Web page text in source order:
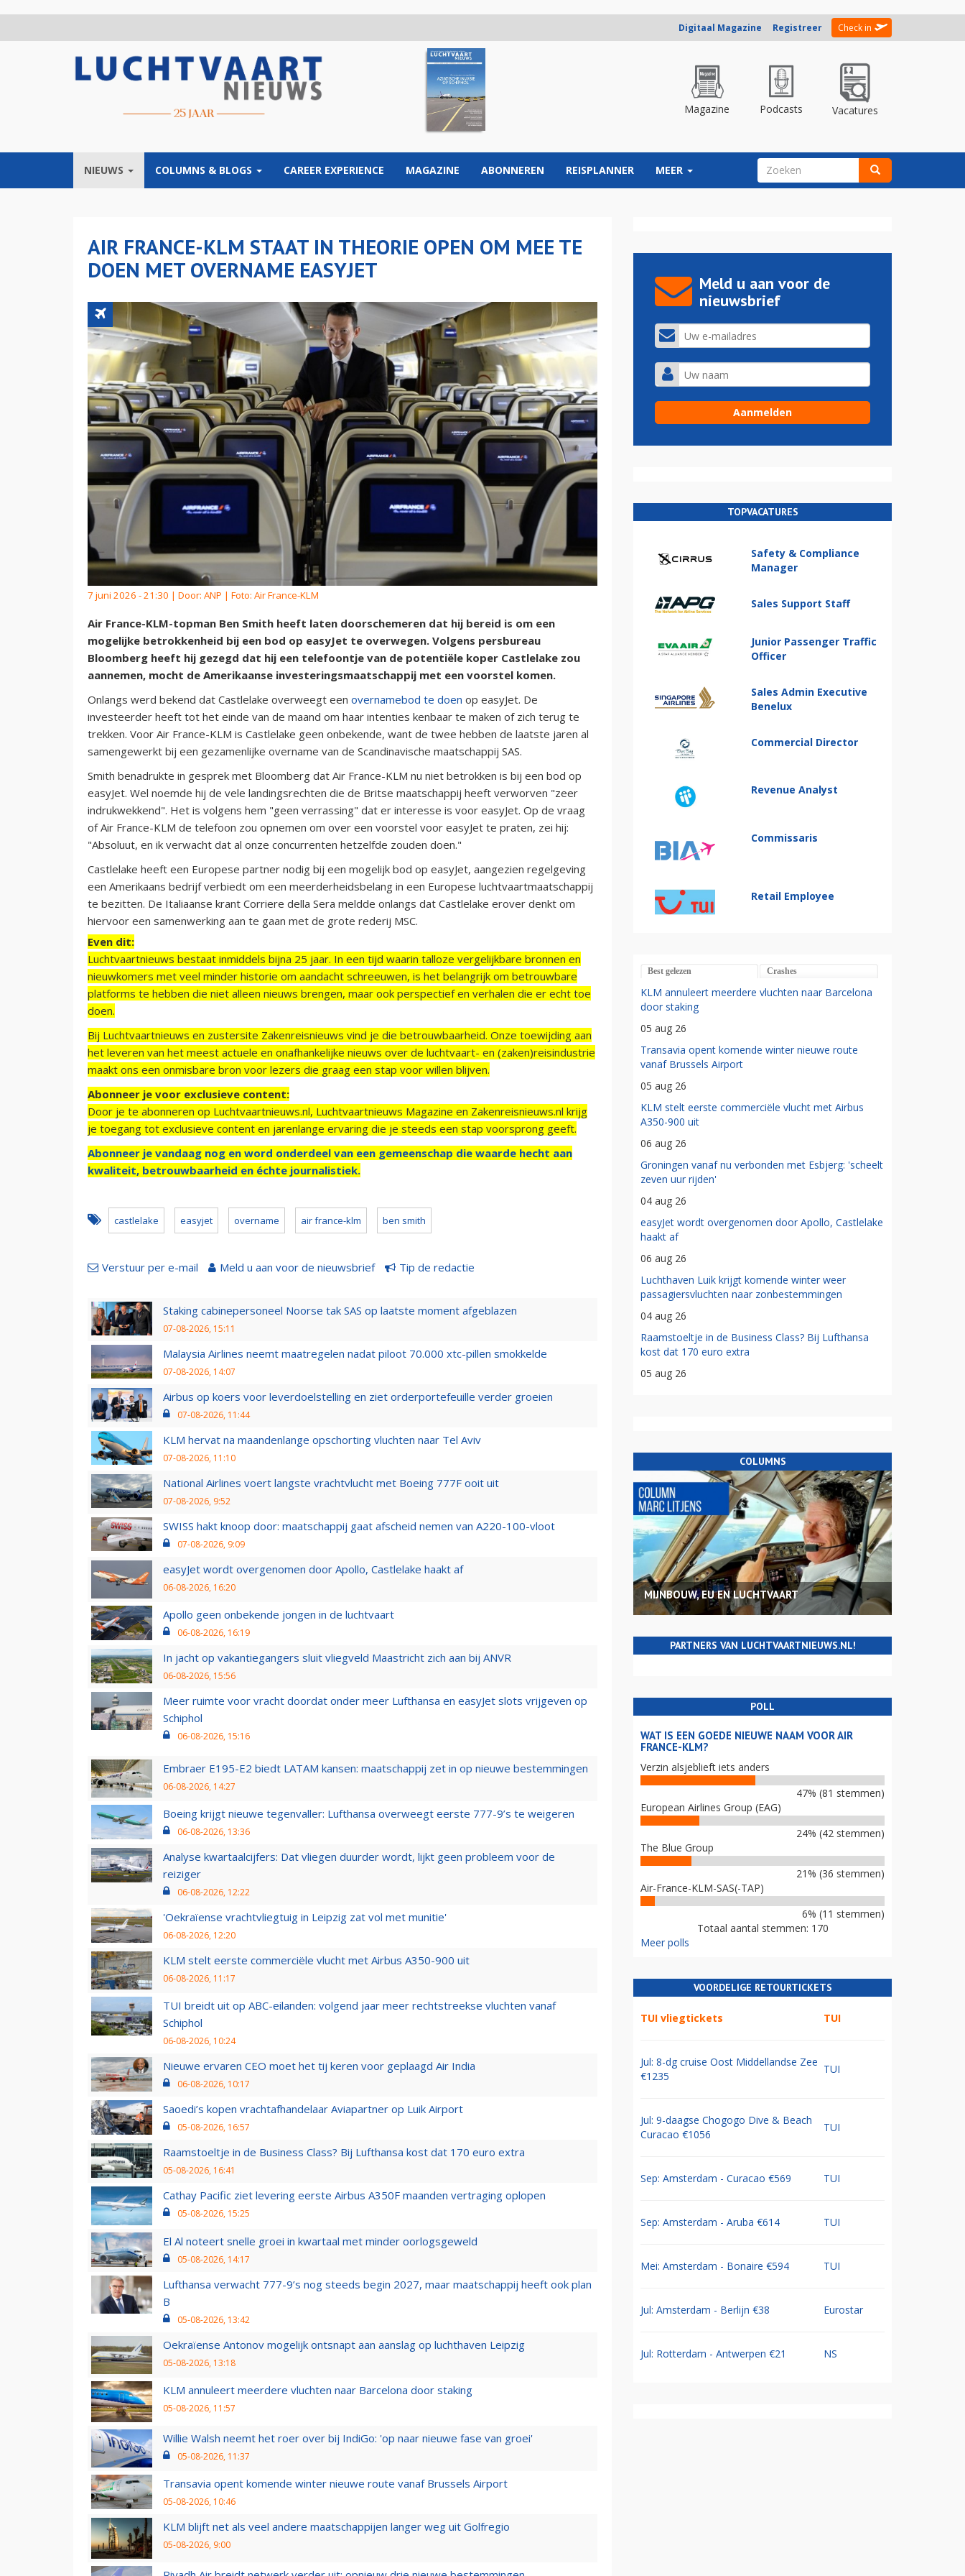
Digitaal Magazine Registreer Check in
Magazine Podcasts Vacatures
NIEUWS COLUMNS & BLOGS CAREER EXPERIENCE MAGAZINE ABONNEREN REISPLANNER MEER ZOEKVELD
AIR FRANCE-KLM STAAT IN THEORIE OPEN OM MEE TE
DOEN MET OVERNAME EASYJET
7 juni 2026 - 21:30 | Door: ANP | Foto: Air France-KLM
Air France-KLM-topman Ben Smith heeft laten doorschemeren dat hij bereid is om een
mogelijke betrokkenheid bij een bod op easyJet te overwegen. Volgens persbureau
Bloomberg heeft hij gezegd dat hij een telefoontje van de potentiële koper Castlelake zou
aannemen, mocht de Amerikaanse investeringsmaatschappij met een voorstel komen.
Onlangs werd bekend dat Castlelake overweegt een overnamebod te doen op easyJet. De
investeerder heeft tot het einde van de maand om haar intenties kenbaar te maken of zich terug te
trekken. Voor Air France-KLM is Castlelake geen onbekende, want de twee hebben de laatste jaren al
samengewerkt bij een gezamenlijke overname van de Scandinavische maatschappij SAS.
Smith benadrukte in gesprek met Bloomberg dat Air France-KLM nu niet betrokken is bij een bod op
easyJet. Wel noemde hij de vele landingsrechten die de Britse maatschappij heeft verworven "zeer
indrukwekkend". Het is volgens hem "geen verrassing" dat er interesse is voor easyJet. Op de vraag
of Air France-KLM de telefoon zou opnemen om over een voorstel voor easyJet te praten, zei hij:
"Absoluut, en ik verwacht dat al onze concurrenten hetzelfde zouden doen."
Castlelake heeft een Europese partner nodig bij een mogelijk bod op easyJet, aangezien regelgeving
een Amerikaans bedrijf verbiedt om een meerderheidsbelang in een Europese luchtvaartmaatschappij
te bezitten. De Italiaanse krant Corriere della Sera meldde onlangs dat Castlelake erover denkt om
hiervoor een samenwerking aan te gaan met de grote rederij MSC.
Even dit:
Luchtvaartnieuws bestaat inmiddels bijna 25 jaar. In een tijd waarin talloze vergelijkbare bronnen en
nieuwkomers met veel minder historie om aandacht schreeuwen, is het belangrijk om betrouwbare
platforms te hebben die niet alleen nieuws brengen, maar ook perspectief en verhalen die er echt toe
doen.
Bij Luchtvaartnieuws en zustersite Zakenreisnieuws vind je die betrouwbaarheid. Onze toewijding aan
het leveren van het meest actuele en onafhankelijke nieuws over de luchtvaart- en (zaken)reisindustrie
maakt ons een onmisbare bron voor lezers die graag een stap voor willen blijven.
Abonneer je voor exclusieve content:
Door je te abonneren op Luchtvaartnieuws.nl, Luchtvaartnieuws Magazine en Zakenreisnieuws.nl krijg
je toegang tot exclusieve content en jarenlange ervaring die je steeds een stap voorsprong geeft.
Abonneer je vandaag nog en word onderdeel van een gemeenschap die waarde hecht aan
kwaliteit, betrouwbaarheid en échte journalistiek.
castlelake easyjet overname air france-klm ben smith
Verstuur per e-mail Meld u aan voor de nieuwsbrief Tip de redactie
Staking cabinepersoneel Noorse tak SAS op laatste moment afgeblazen
07-08-2026, 15:11
Malaysia Airlines neemt maatregelen nadat piloot 70.000 xtc-pillen smokkelde
07-08-2026, 14:07
Airbus op koers voor leverdoelstelling en ziet orderportefeuille verder groeien
07-08-2026, 11:44
KLM hervat na maandenlange opschorting vluchten naar Tel Aviv
07-08-2026, 11:10
National Airlines voert langste vrachtvlucht met Boeing 777F ooit uit
07-08-2026, 9:52
SWISS hakt knoop door: maatschappij gaat afscheid nemen van A220-100-vloot
07-08-2026, 9:09
easyJet wordt overgenomen door Apollo, Castlelake haakt af
06-08-2026, 16:20
Apollo geen onbekende jongen in de luchtvaart
06-08-2026, 16:19
In jacht op vakantiegangers sluit vliegveld Maastricht zich aan bij ANVR
06-08-2026, 15:56
Meer ruimte voor vracht doordat onder meer Lufthansa en easyJet slots vrijgeven op
Schiphol
06-08-2026, 15:16
Embraer E195-E2 biedt LATAM kansen: maatschappij zet in op nieuwe bestemmingen
06-08-2026, 14:27
Boeing krijgt nieuwe tegenvaller: Lufthansa overweegt eerste 777-9’s te weigeren
06-08-2026, 13:36
Analyse kwartaalcijfers: Dat vliegen duurder wordt, lijkt geen probleem voor de
reiziger
06-08-2026, 12:22
'Oekraïense vrachtvliegtuig in Leipzig zat vol met munitie'
06-08-2026, 12:20
KLM stelt eerste commerciële vlucht met Airbus A350-900 uit
06-08-2026, 11:17
TUI breidt uit op ABC-eilanden: volgend jaar meer rechtstreekse vluchten vanaf
Schiphol
06-08-2026, 10:24
Nieuwe ervaren CEO moet het tij keren voor geplaagd Air India
06-08-2026, 10:17
Saoedi’s kopen vrachtafhandelaar Aviapartner op Luik Airport
05-08-2026, 16:57
Raamstoeltje in de Business Class? Bij Lufthansa kost dat 170 euro extra
05-08-2026, 16:41
Cathay Pacific ziet levering eerste Airbus A350F maanden vertraging oplopen
05-08-2026, 15:25
El Al noteert snelle groei in kwartaal met minder oorlogsgeweld
05-08-2026, 14:17
Lufthansa verwacht 777-9’s nog steeds begin 2027, maar maatschappij heeft ook plan
B
05-08-2026, 13:42
Oekraïense Antonov mogelijk ontsnapt aan aanslag op luchthaven Leipzig
05-08-2026, 13:18
KLM annuleert meerdere vluchten naar Barcelona door staking
05-08-2026, 11:57
Willie Walsh neemt het roer over bij IndiGo: 'op naar nieuwe fase van groei'
05-08-2026, 11:37
Transavia opent komende winter nieuwe route vanaf Brussels Airport
05-08-2026, 10:46
KLM blijft net als veel andere maatschappijen langer weg uit Golfregio
05-08-2026, 9:00
Meld u aan voor de
nieuwsbrief
TOPVACATURES
Safety & Compliance
Manager
Sales Support Staff
Junior Passenger Traffic
Officer
Sales Admin Executive
Benelux
Commercial Director
Revenue Analyst
Commissaris
Retail Employee
Best gelezen Crashes
KLM annuleert meerdere vluchten naar Barcelona
door staking
05 aug 26
Transavia opent komende winter nieuwe route
vanaf Brussels Airport
05 aug 26
KLM stelt eerste commerciële vlucht met Airbus
A350-900 uit
06 aug 26
Groningen vanaf nu verbonden met Esbjerg: 'scheelt
zeven uur rijden'
04 aug 26
easyJet wordt overgenomen door Apollo, Castlelake
haakt af
06 aug 26
Luchthaven Luik krijgt komende winter weer
passagiersvluchten naar zonbestemmingen
04 aug 26
Raamstoeltje in de Business Class? Bij Lufthansa
kost dat 170 euro extra
05 aug 26
COLUMNS
MIJNBOUW, EU EN LUCHTVAART
PARTNERS VAN LUCHTVAARTNIEUWS.NL!
POLL
WAT IS EEN GOEDE NIEUWE NAAM VOOR AIR
FRANCE-KLM?
Verzin alsjeblieft iets anders
47% (81 stemmen)
European Airlines Group (EAG)
24% (42 stemmen)
The Blue Group
21% (36 stemmen)
Air-France-KLM-SAS(-TAP)
6% (11 stemmen)
Totaal aantal stemmen: 170
Meer polls
VOORDELIGE RETOURTICKETS
TUI vliegtickets TUI
Jul: 8-dg cruise Oost Middellandse Zee
€1235
TUI
Jul: 9-daagse Chogogo Dive & Beach
Curacao €1056
TUI
Sep: Amsterdam - Curacao €569 TUI
Sep: Amsterdam - Aruba €614 TUI
Mei: Amsterdam - Bonaire €594 TUI
Jul: Amsterdam - Berlijn €38 Eurostar
Jul: Rotterdam - Antwerpen €21 NS